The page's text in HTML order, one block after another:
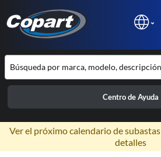
Centro de Ayuda
Ver el próximo calendario de subastas
detalles